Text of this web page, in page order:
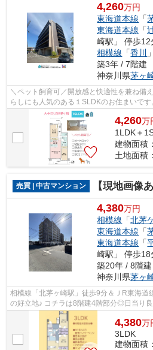
4,260万円
東海道本線 「
東海道本線 「
崎駅」 停歩12
相模線 「香川
築3年 / 7階建
神奈川県茅ヶ
＼ペット飼育可／開放感と快適性を兼ね備
らしにも人気のある１SLDKのお住まいで
イフを満喫できるマンションはいかがで...
4,260万
1LDK＋
建物面積
土地面積
売買 | 中古マンション 【現地画像あり】
4,380万円
相模線 「北茅
東海道本線 「
東海道本線 「
崎駅」 停歩18
築20年 / 8階建
神奈川県茅ヶ
相模線「北茅ヶ崎駅」徒歩9分＆ＪR東海道
の好立地♪ コチラは8階建4階部分◎日当り
ちゃんと暮らせる「ペット可」マンション...
4,380万
3LDK
建物面積